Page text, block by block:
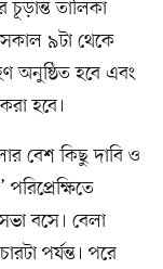
চূড়ান্ত তালিকা
সকাল ৯টা থেকে
অনুষ্ঠিত হবে এবং
হবে।
বেশ কিছু দাবি ও
বসে। বেলা
পর্যন্ত। পরে